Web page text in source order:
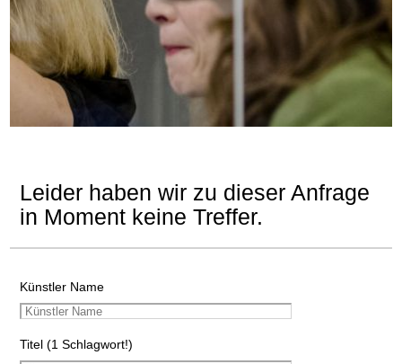
Leider haben wir zu dieser Anfrage
in Moment keine Treffer.
Künstler Name
Titel (1 Schlagwort!)